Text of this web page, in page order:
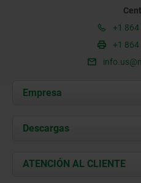
+1 864
+1 864
Empresa
Acerca de nosotros
Contacto
Descargas
Documents
ATENCIÓN AL CLIENTE